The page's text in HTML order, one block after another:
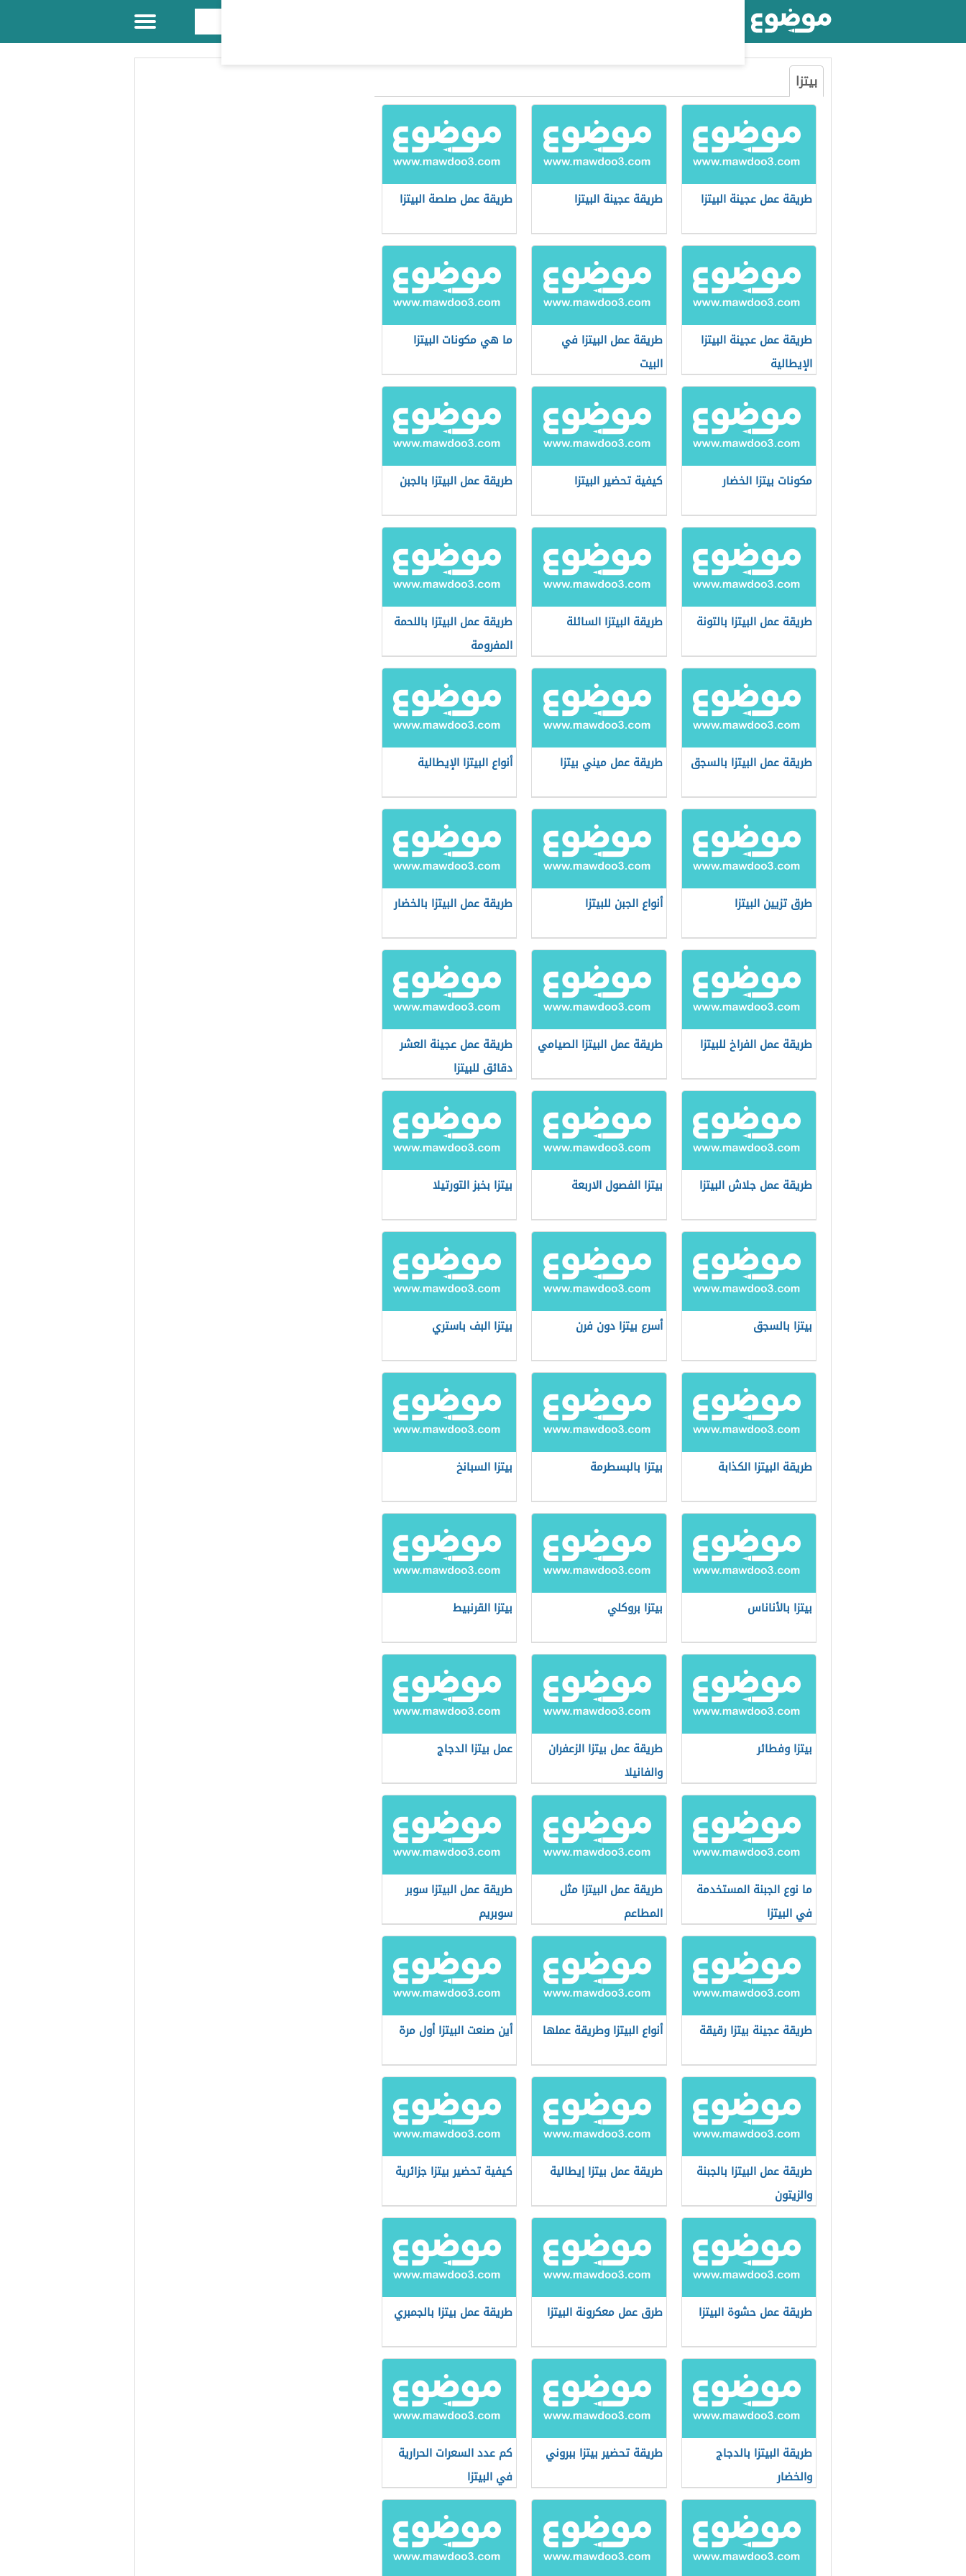
بيتزا
طريقة عمل عجينة البيتزا طريقة عجينة البيتزا طريقة عمل صلصة البيتزا
طريقة عمل عجينة البيتزا
الإيطالية
طريقة عمل البيتزا في
البيت
ما هي مكونات البيتزا
مكونات بيتزا الخضار كيفية تحضير البيتزا طريقة عمل البيتزا بالجبن
طريقة عمل البيتزا بالتونة طريقة البيتزا السائلة
طريقة عمل البيتزا باللحمة
المفرومة
طريقة عمل البيتزا بالسجق طريقة عمل ميني بيتزا أنواع البيتزا الإيطالية
طرق تزيين البيتزا أنواع الجبن للبيتزا طريقة عمل البيتزا بالخضار
طريقة عمل الفراخ للبيتزا طريقة عمل البيتزا الصيامي
طريقة عمل عجينة العشر
دقائق للبيتزا
طريقة عمل جلاش البيتزا بيتزا الفصول الاربعة بيتزا بخبز التورتيلا
بيتزا بالسجق أسرع بيتزا دون فرن بيتزا البف باستري
طريقة البيتزا الكذابة بيتزا بالبسطرمة بيتزا السبانخ
بيتزا بالأناناس بيتزا بروكلي بيتزا القرنبيط
بيتزا وفطائر
طريقة عمل بيتزا الزعفران
والفانيلا
عمل بيتزا الدجاج
ما نوع الجبنة المستخدمة
في البيتزا
طريقة عمل البيتزا مثل
المطاعم
طريقة عمل البيتزا سوبر
سوبريم
طريقة عجينة بيتزا رقيقة أنواع البيتزا وطريقة عملها أين صنعت البيتزا أول مرة
طريقة عمل البيتزا بالجبنة
والزيتون
طريقة عمل بيتزا إيطالية كيفية تحضير بيتزا جزائرية
طريقة عمل حشوة البيتزا طرق عمل معكرونة البيتزا طريقة عمل بيتزا بالجمبري
طريقة البيتزا بالدجاج
والخضار
طريقة تحضير بيتزا ببروني
كم عدد السعرات الحرارية
في البيتزا